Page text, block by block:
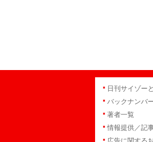
日刊サイゾー
バックナンバ
著者一覧
情報提供／記